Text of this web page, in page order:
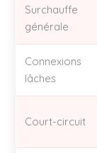
Surchauffe
générale
Connexions
lâches
Court-circuit